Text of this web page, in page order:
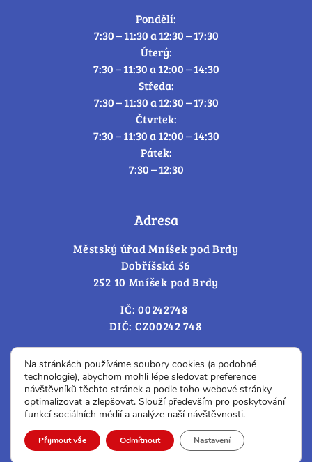
Pondělí:
7:30 – 11:30 a 12:30 – 17:30
Úterý:
7:30 – 11:30 a 12:00 – 14:30
Středa:
7:30 – 11:30 a 12:30 – 17:30
Čtvrtek:
7:30 – 11:30 a 12:00 – 14:30
Pátek:
7:30 – 12:30
Adresa
Městský úřad Mníšek pod Brdy
Dobříšská 56
252 10 Mníšek pod Brdy
IČ: 00242748
DIČ: CZ00242 748
Cookies – změna souhlasu
Prohlášení o přístupnosti
© Všechna práva vyhrazena.
Na stránkách používáme soubory cookies (a podobné
technologie), abychom mohli lépe sledovat preference
návštěvníků těchto stránek a podle toho webové stránky
optimalizovat a zlepšovat. Slouží především pro poskytování
funkcí sociálních médií a analýze naší návštěvnosti.
Přijmout vše Odmítnout Nastavení